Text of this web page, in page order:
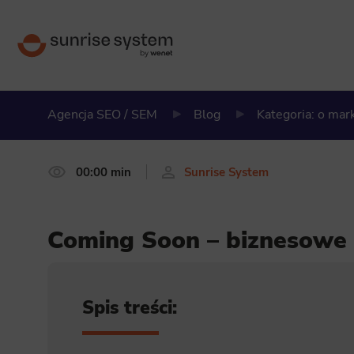
Agencja SEO / SEM Blog Kategoria: o
00:00 min Sunrise System
Coming Soon –
Spis treści: